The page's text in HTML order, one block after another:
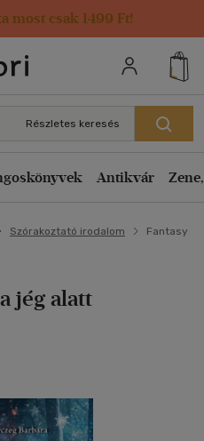
most csak 1499 Ft!
adatai
Részletes keresés
Antikvár
Szórakoztató irodalom Fantasy
jég alatt